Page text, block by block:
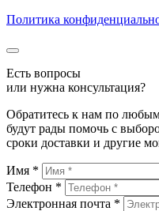
Политика
Есть вопросы
или нужна консультация?
Обратитесь к нам по
будут рады помочь с
сроки доставки и другие
Имя *
Телефон *
Электронная почта *